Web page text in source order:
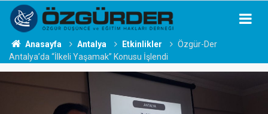
Anasayfa Antalya Etkinlikler
Özgür-Der
Antalya’da “İlkeli Yaşamak” Konusu İşlendi